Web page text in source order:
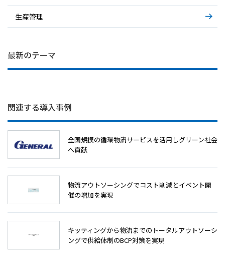
生産管理
最新のテーマ
IT部門の困りごと… システム運用の裏側
基礎から解説～AIエージェント～
基礎から解説～物流アウトソーシング～
関連する導入事例
全国規模の循環物流サービスを活用しグリーン社会
へ貢献
物流アウトソーシングでコスト削減とイベント開
催の増加を実現
キッティングから物流までのトータルアウトソーシ
ングで供給体制のBCP対策を実現